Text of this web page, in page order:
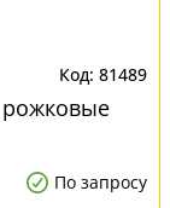
81489
рожковые
По запросу